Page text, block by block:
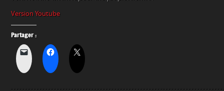
Version Youtube
Partager :